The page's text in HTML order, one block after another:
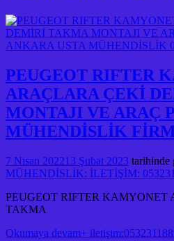
PEUGEOT RIFTER
ARAÇLARA ÇEKİ
MONTAJI VE ARAÇ
MÜHENDİSLİK
7 Nisan 202213 Şubat 2023 tarihinde
MÜHENDİSLİK: İLETİŞİM:
PEUGEOT RIFTER
TAKMA
Okumaya devam+